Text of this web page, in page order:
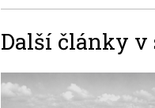
Další články v
Image